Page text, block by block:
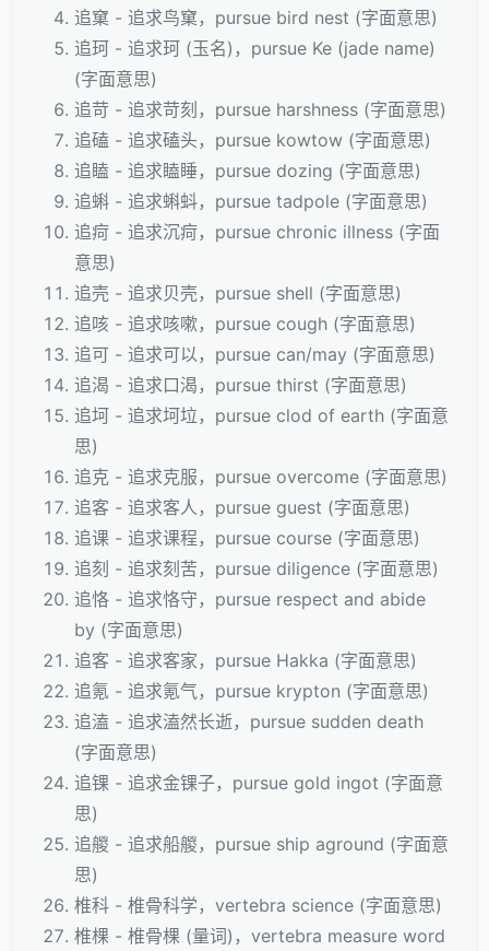
追窠 - 追求鸟窠，pursue bird nest (字面意思)
追珂 - 追求珂 (玉名)，pursue Ke (jade name)
(字面意思)
追苛 - 追求苛刻，pursue harshness (字面意思)
追磕 - 追求磕头，pursue kowtow (字面意思)
追瞌 - 追求瞌睡，pursue dozing (字面意思)
追蝌 - 追求蝌蚪，pursue tadpole (字面意思)
追疴 - 追求沉疴，pursue chronic illness (字面
意思)
追壳 - 追求贝壳，pursue shell (字面意思)
追咳 - 追求咳嗽，pursue cough (字面意思)
追可 - 追求可以，pursue can/may (字面意思)
追渴 - 追求口渴，pursue thirst (字面意思)
追坷 - 追求坷垃，pursue clod of earth (字面意
思)
追克 - 追求克服，pursue overcome (字面意思)
追客 - 追求客人，pursue guest (字面意思)
追课 - 追求课程，pursue course (字面意思)
追刻 - 追求刻苦，pursue diligence (字面意思)
追恪 - 追求恪守，pursue respect and abide
by (字面意思)
追客 - 追求客家，pursue Hakka (字面意思)
追氪 - 追求氪气，pursue krypton (字面意思)
追溘 - 追求溘然长逝，pursue sudden death
(字面意思)
追锞 - 追求金锞子，pursue gold ingot (字面意
思)
追艐 - 追求船艐，pursue ship aground (字面意
思)
椎科 - 椎骨科学，vertebra science (字面意思)
椎棵 - 椎骨棵 (量词)，vertebra measure word